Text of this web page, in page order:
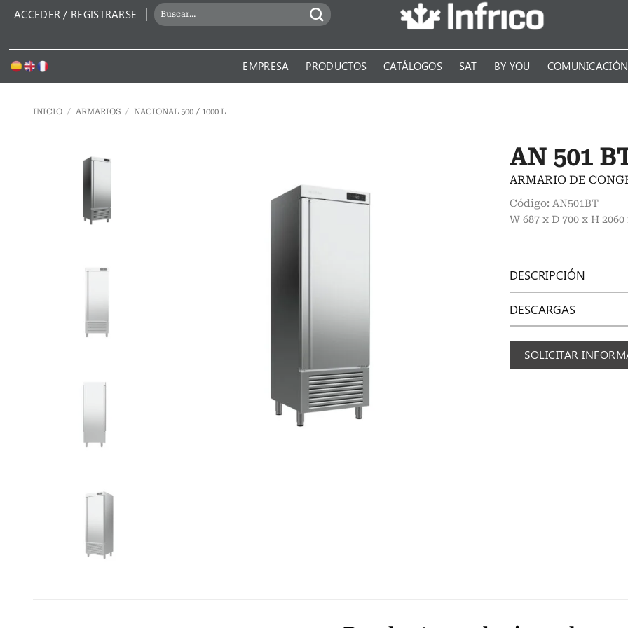
ACCEDER / REGISTRARSE
BUSCAR
POR:
EMPRESA PRODUCTOS CATÁLOGOS SAT BY YOU COMUNICACIÓN
INICIO / ARMARIOS / NACIONAL 500 / 1000 L
AN 501
ARMARIO DE
Código: AN501BT
W 687 x D 700 x H
DESCRIPCIÓN
DESCARGAS
SOLICITAR